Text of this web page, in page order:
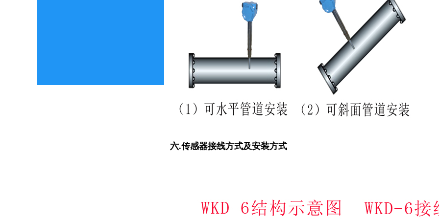
六.传感器接线方式及安装方式
版权所有 武汉华德林科技有限公司（企业官网） 备案号：鄂ICP备
网址：www.whhdlkj.com www.hdl69.com 邮箱：hdlkj69@163.com
电话：027-86976669 传真：027-86976673